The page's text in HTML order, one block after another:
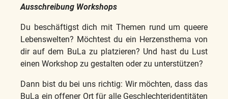
Ausschreibung Workshops
Du beschäftigst dich mit Themen rund um queere
Lebenswelten? Möchtest du ein Herzensthema von
dir auf dem BuLa zu platzieren? Und hast du Lust
einen Workshop zu gestalten oder zu unterstützen?
Dann bist du bei uns richtig: Wir möchten, dass das
BuLa ein offener Ort für alle Geschlechteridentitäten